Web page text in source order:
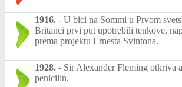
1916. - U bici na Sommi u Prvom
Britanci prvi put upotrebili tenkove,
prema projektu Ernesta Svintona.
1928. - Sir Alexander Fleming otkriva
penicilin.